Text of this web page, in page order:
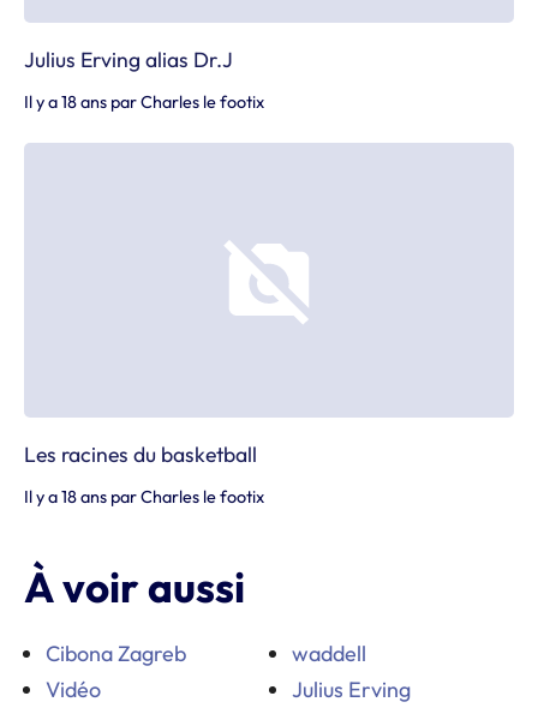
Julius Erving alias Dr.J
Il y a 18 ans parCharles le footix
Les racines du basketball
Il y a 18 ans parCharles le footix
À voir aussi
Cibona Zagreb
Vidéo
waddell
Julius Erving